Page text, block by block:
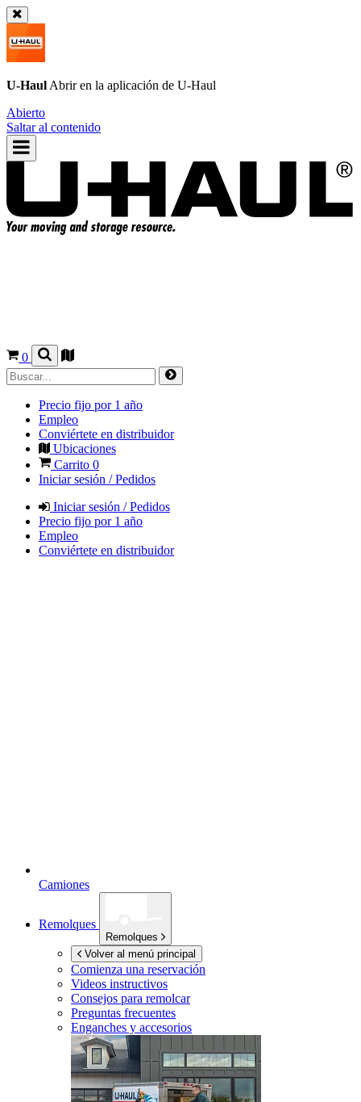
U-Haul Abrir en la aplicación de U-Haul
Abierto
Saltar al contenido
0
Precio fijo por 1 año
Empleo
Conviértete en distribuidor
Ubicaciones
Carrito 0
Iniciar sesión / Pedidos
Iniciar sesión / Pedidos
Precio fijo por 1 año
Empleo
Conviértete en distribuidor
Camiones
Remolques
Remolques
Volver al menú principal
Comienza una reservación
Videos instructivos
Consejos para remolcar
Preguntas frecuentes
Enganches y accesorios